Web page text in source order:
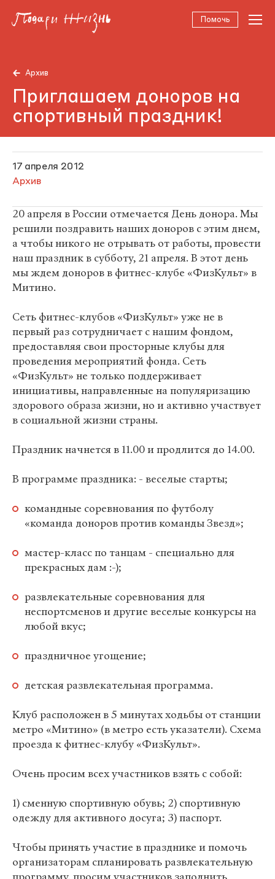
Помочь
Архив
Приглашаем доноров на
спортивный праздник!
17 апреля 2012
Архив
20 апреля в России отмечается День донора. Мы
решили поздравить наших доноров с этим днем,
а чтобы никого не отрывать от работы, провести
наш праздник в субботу, 21 апреля. В этот день
мы ждем доноров в фитнес-клубе «ФизКульт» в
Митино.
Сеть фитнес-клубов «ФизКульт» уже не в
первый раз сотрудничает с нашим фондом,
предоставляя свои просторные клубы для
проведения мероприятий фонда. Сеть
«ФизКульт» не только поддерживает
инициативы, направленные на популяризацию
здорового образа жизни, но и активно участвует
в социальной жизни страны.
Праздник начнется в 11.00 и продлится до 14.00.
В программе праздника: - веселые старты;
командные соревнования по футболу
«команда доноров против команды Звезд»;
мастер-класс по танцам - специально для
прекрасных дам :-);
развлекательные соревнования для
неспортсменов и другие веселые конкурсы на
любой вкус;
праздничное угощение;
детская развлекательная программа.
Клуб расположен в 5 минутах ходьбы от станции
метро «Митино» (в метро есть указатели). Схема
проезда к фитнес-клубу «ФизКульт».
Очень просим всех участников взять с собой:
1) сменную спортивную обувь; 2) спортивную
одежду для активного досуга; 3) паспорт.
Чтобы принять участие в празднике и помочь
организаторам спланировать развлекательную